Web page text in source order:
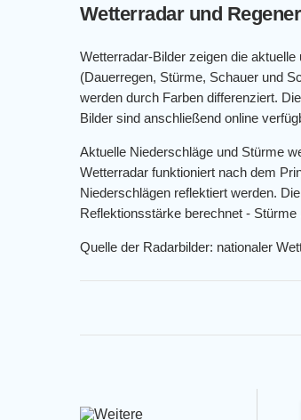
Wetterradar und
Wetterradar-Bilder zeigen die
(Dauerregen, Stürme, Schauer und
werden durch Farben differenziert.
Bilder sind anschließend online
Aktuelle Niederschläge und Stürme
Wetterradar funktioniert nach dem
Niederschlägen reflektiert werden.
Reflektionsstärke berechnet -
Quelle der Radarbilder: nationaler